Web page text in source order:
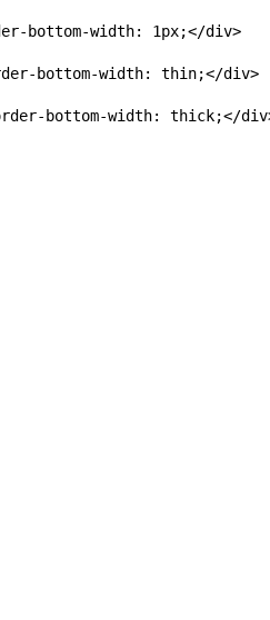
bottom-width: 1px;</div>
bottom-width: thin;</div>
bottom-width: thick;</